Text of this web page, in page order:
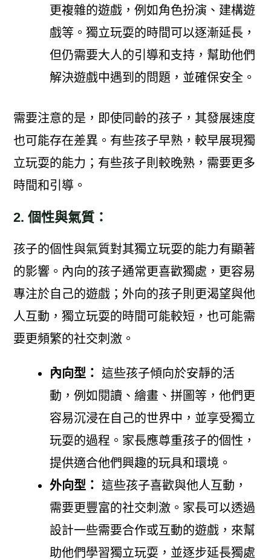
更複雜的遊戲，例如角色扮演、建構遊
戲等。獨立玩耍的時間可以逐漸延長，
但仍需要大人的引導和支持，幫助他們
解決遊戲中遇到的問題，並確保安全。
需要注意的是，即使同齡的孩子，其發展速度
也可能存在差異。有些孩子早熟，較早展現獨
立玩耍的能力；有些孩子則較晚熟，需要更多
時間和引導。
2. 個性與氣質：
孩子的個性與氣質對其獨立玩耍的能力有顯著
的影響。內向的孩子通常更喜歡獨處，更容易
專注於自己的遊戲；外向的孩子則更渴望與他
人互動，獨立玩耍的時間可能較短，也可能需
要更頻繁的社交刺激。
內向型： 這些孩子傾向於安靜的活
動，例如閱讀、繪畫、拼圖等，他們更
容易沉浸在自己的世界中，並享受獨立
玩耍的過程。家長應尊重孩子的個性，
提供適合他們興趣的玩具和環境。
外向型： 這些孩子喜歡與他人互動，
需要更豐富的社交刺激。家長可以透過
設計一些需要合作或互動的遊戲，來幫
助他們學習獨立玩耍，並逐步延長獨處